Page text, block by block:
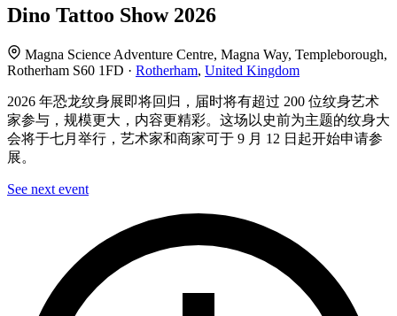
Dino Tattoo Show 2026
Magna Science Adventure Centre, Magna Way, Templeborough,
Rotherham S60 1FD · Rotherham, United Kingdom
2026 年恐龙纹身展即将回归，届时将有超过 200 位纹身艺术
家参与，规模更大，内容更精彩。这场以史前为主题的纹身大
会将于七月举行，艺术家和商家可于 9 月 12 日起开始申请参
展。
See next event